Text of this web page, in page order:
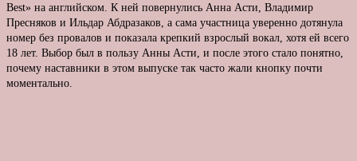
Best» на английском. К ней повернулись Анна Асти, Владимир
Пресняков и Ильдар Абдразаков, а сама участница уверенно дотянула
номер без провалов и показала крепкий взрослый вокал, хотя ей всего
18 лет. Выбор был в пользу Анны Асти, и после этого стало понятно,
почему наставники в этом выпуске так часто жали кнопку почти
моментально.